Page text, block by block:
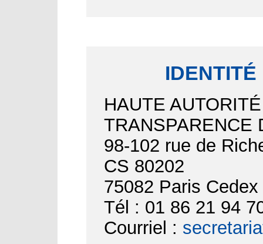
HAUTE
TRANSPARENCE
98-102 rue de
CS 80202
75082 Paris Cedex
Tél : 01 86 21 94
Courriel :